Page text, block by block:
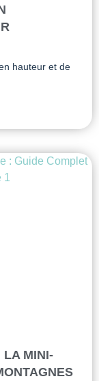
hauteur et de
LA MINI-